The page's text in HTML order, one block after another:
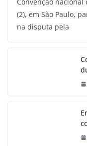
(2), em São Paulo,
na disputa pela